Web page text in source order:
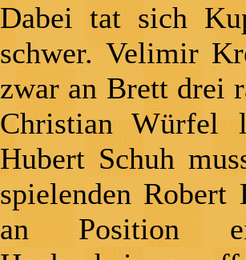
Dabei tat sich
schwer. Velimir
zwar an Brett drei
Christian Würfel
Hubert Schuh
spielenden
an Position